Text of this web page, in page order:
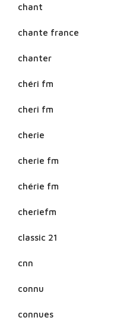
chant
chante france
chanter
chéri fm
cheri fm
cherie
cherie fm
chérie fm
cheriefm
classic 21
cnn
connu
connues